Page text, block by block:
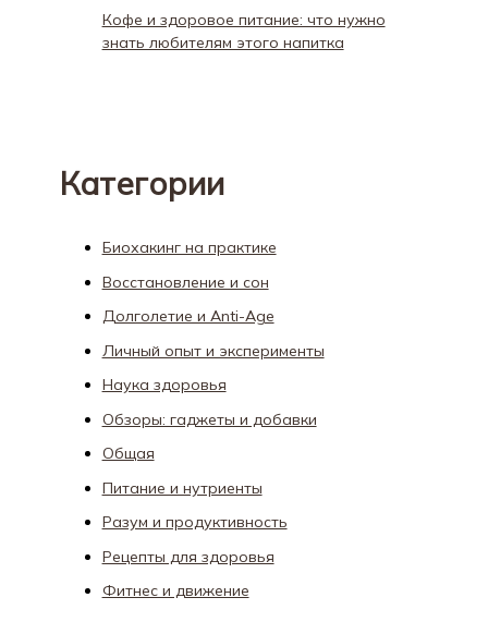
Кофе и здоровое питание: что нужно
знать любителям этого напитка
Категории
Биохакинг на практике
Восстановление и сон
Долголетие и Anti-Age
Личный опыт и эксперименты
Наука здоровья
Обзоры: гаджеты и добавки
Общая
Питание и нутриенты
Разум и продуктивность
Рецепты для здоровья
Фитнес и движение